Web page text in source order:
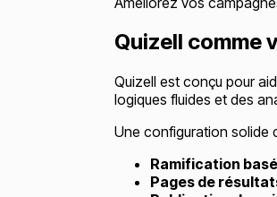
Quizell comme
Quizell est conçu pour
logiques fluides et des
Une configuration solide
Ramification
Pages de